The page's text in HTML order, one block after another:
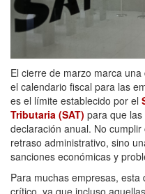
El cierre de marzo marca
el calendario fiscal para las
es el límite establecido por el
Tributaria (SAT) para que
declaración anual. No
retraso administrativo, sino
sanciones económicas y
Para muchas empresas,
crítico, ya que incluso